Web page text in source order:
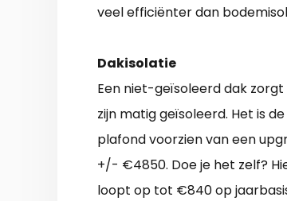
veel efficiënter dan
Dakisolatie
Een niet-geïsoleerd dak
zijn matig geïsoleerd. Het is
plafond voorzien van een
+/- €4850. Doe je het zelf?
loopt op tot €840 op